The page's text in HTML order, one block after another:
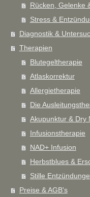
Rücken, Gelenke
Stress &
Diagnostik &
Therapien
Blutegeltherapie
Atlaskorrektur
Allergietherapie
Die
Akupunktur & Dry
Infusionstherapie
NAD+ Infusion
Herbstblues &
Stille
Preise & AGB's